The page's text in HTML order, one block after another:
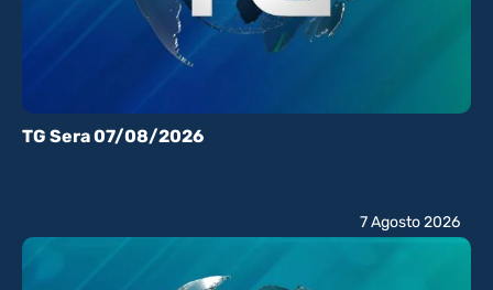
TG Sera 07/08/2026
7 Agosto 2026